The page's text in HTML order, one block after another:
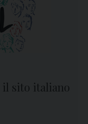
il sito italiano